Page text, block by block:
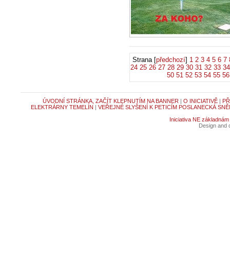
Strana [předchozí] 1 2 3 4 5 6 7
24 25 26 27 28 29 30 31 32 33 34
50 51 52 53 54 55 56
ÚVODNÍ STRÁNKA, ZAČÍT KLEPNUTÍM NA BANNER | O INICIATIVĚ|
ELEKTRÁRNY TEMELÍN | VEŘEJNÉ SLYŠENÍ K PETICÍM POSLANECKÁ
Iniciativa NE základnám
Design and